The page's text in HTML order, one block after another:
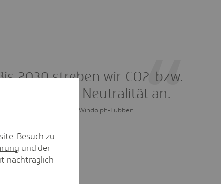
2030 streben wir CO2-bzw.
Treibhausgas-Neutralität an.
Dr. Sarah Elena Windolph-Lübben
Besuch zu
und der
nachträglich